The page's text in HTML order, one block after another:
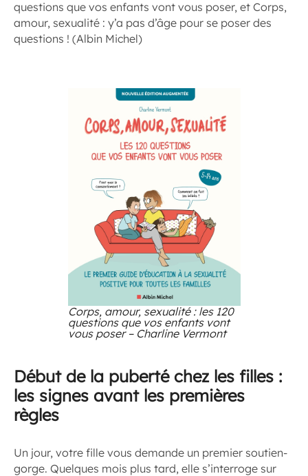
questions que vos enfants vont vous poser, et Corps,
amour, sexualité : y’a pas d’âge pour se poser des
questions ! (Albin Michel)
Corps, amour, sexualité : les 120
questions que vos enfants vont
vous poser – Charline Vermont
Début de la puberté chez les filles :
les signes avant les premières
règles
Un jour, votre fille vous demande un premier soutien-
gorge. Quelques mois plus tard, elle s’interroge sur